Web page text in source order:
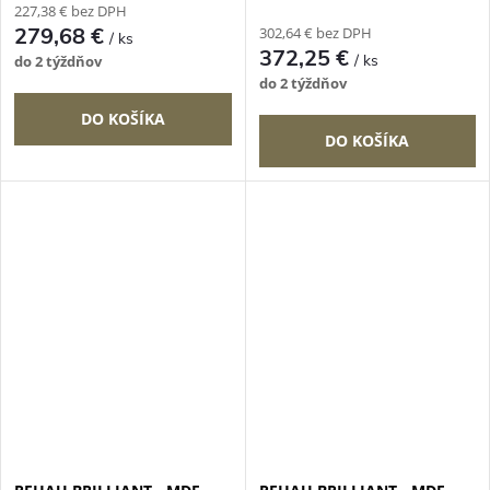
227,38 € bez DPH
279,68 €/ ks
do 2 týždňov
DO KOŠÍKA
302,64 € bez DPH
372,25 €/ ks
do 2 týždňov
DO KOŠÍKA